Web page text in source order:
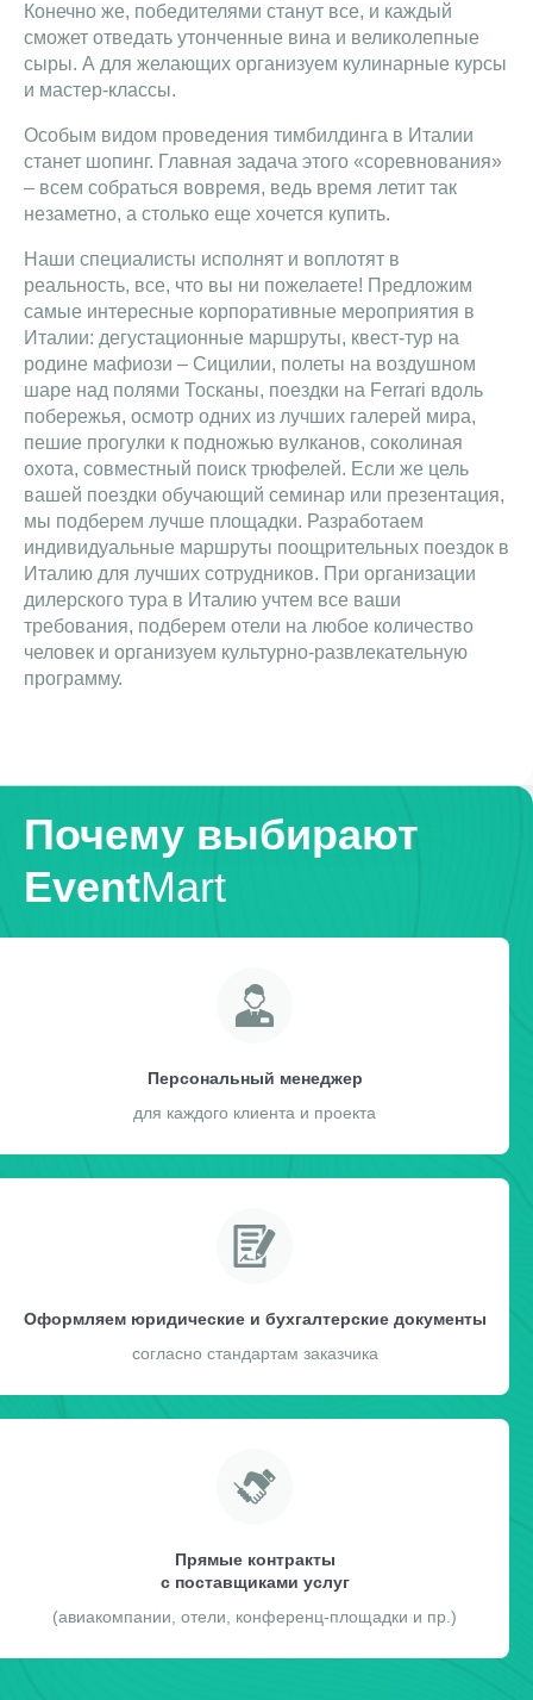
Конечно же, победителями станут все, и каждый
сможет отведать утонченные вина и великолепные
сыры. А для желающих организуем кулинарные курсы
и мастер-классы.
Особым видом проведения тимбилдинга в Италии
станет шопинг. Главная задача этого «соревнования»
– всем собраться вовремя, ведь время летит так
незаметно, а столько еще хочется купить.
Наши специалисты исполнят и воплотят в
реальность, все, что вы ни пожелаете! Предложим
самые интересные корпоративные мероприятия в
Италии: дегустационные маршруты, квест-тур на
родине мафиози – Сицилии, полеты на воздушном
шаре над полями Тосканы, поездки на Ferrari вдоль
побережья, осмотр одних из лучших галерей мира,
пешие прогулки к подножью вулканов, соколиная
охота, совместный поиск трюфелей. Если же цель
вашей поездки обучающий семинар или презентация,
мы подберем лучше площадки. Разработаем
индивидуальные маршруты поощрительных поездок в
Италию для лучших сотрудников. При организации
дилерского тура в Италию учтем все ваши
требования, подберем отели на любое количество
человек и организуем культурно-развлекательную
программу.
Почему выбирают
EventMart
Персональный менеджер
для каждого клиента и проекта
Оформляем юридические и бухгалтерские документы
согласно стандартам заказчика
Прямые контракты
с поставщиками услуг
(авиакомпании, отели, конференц-площадки и пр.)